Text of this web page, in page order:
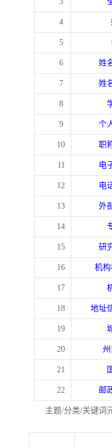
4
5
6 姓
7 姓
8
9 个
10 职
11 电
12 电
13 外
14
15 研
16 机
17
18 地址
19
20
21
22 邮
主题/分类/关键词